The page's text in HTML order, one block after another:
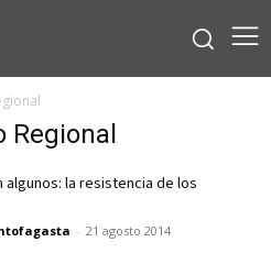
Regional
algunos: la resistencia de los
- 21 agosto 2014